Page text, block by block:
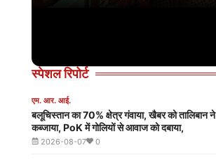
News
Today
आज
स्पेशल रिपोर्ट
एम. आर. आई.
बलूचिस्तान का 70% क्षेत्र गंवाया, खैबर को तालिबान ने
कब्जाया, PoK में गोलियों से आवाज को दबाया,
2026-08-07 0